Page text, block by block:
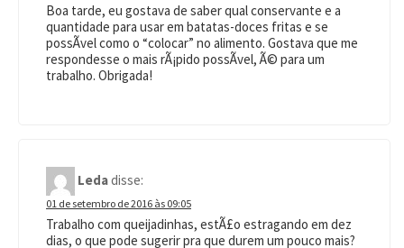
Boa tarde, eu gostava de saber qual conservante e a
quantidade para usar em batatas-doces fritas e se
possÃ­vel como o “colocar” no alimento. Gostava que me
respondesse o mais rÃ¡pido possÃ­vel, Ã© para um
trabalho. Obrigada!
Ledadisse:
01 de setembro de 2016 às 09:05
Trabalho com queijadinhas, estÃ£o estragando em dez
dias, o que pode sugerir pra que durem um pouco mais?